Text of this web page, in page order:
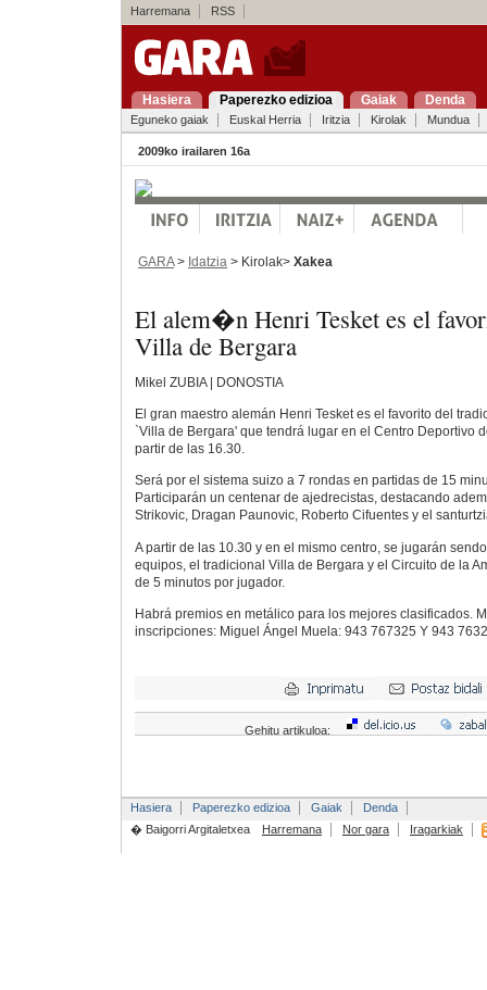
Harremana RSS
Hasiera Paperezko edizioa Gaiak Denda
Eguneko gaiak Euskal Herria Iritzia Kirolak Mundua
2009ko irailaren 16a
GARA> Idatzia > Kirolak> Xakea
El alem�n Henri Tesket es el
Villa de Bergara
Mikel ZUBIA | DONOSTIA
El gran maestro alemán Henri Tesket es el favorito del
`Villa de Bergara' que tendrá lugar en el Centro Deportivo
partir de las 16.30.
Será por el sistema suizo a 7 rondas en partidas de 15
Participarán un centenar de ajedrecistas, destacando
Strikovic, Dragan Paunovic, Roberto Cifuentes y el
A partir de las 10.30 y en el mismo centro, se jugarán
equipos, el tradicional Villa de Bergara y el Circuito de la
de 5 minutos por jugador.
Habrá premios en metálico para los mejores clasificados.
inscripciones: Miguel Ángel Muela: 943 767325 Y 943
Gehitu artikuloa:
Hasiera Paperezko edizioa Gaiak
Denda
� Baigorri Argitaletxea
Harremana Nor gara Iragarkiak